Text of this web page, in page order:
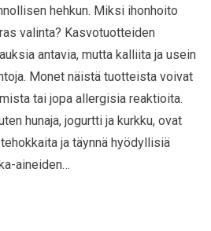
hehkun. Miksi ihonhoito
valinta? Kasvotuotteiden
antavia, mutta kalliita ja usein
Monet näistä tuotteista voivat
tai jopa allergisia reaktioita.
hunaja, jogurtti ja kurkku, ovat
ja täynnä hyödyllisiä
aineiden…